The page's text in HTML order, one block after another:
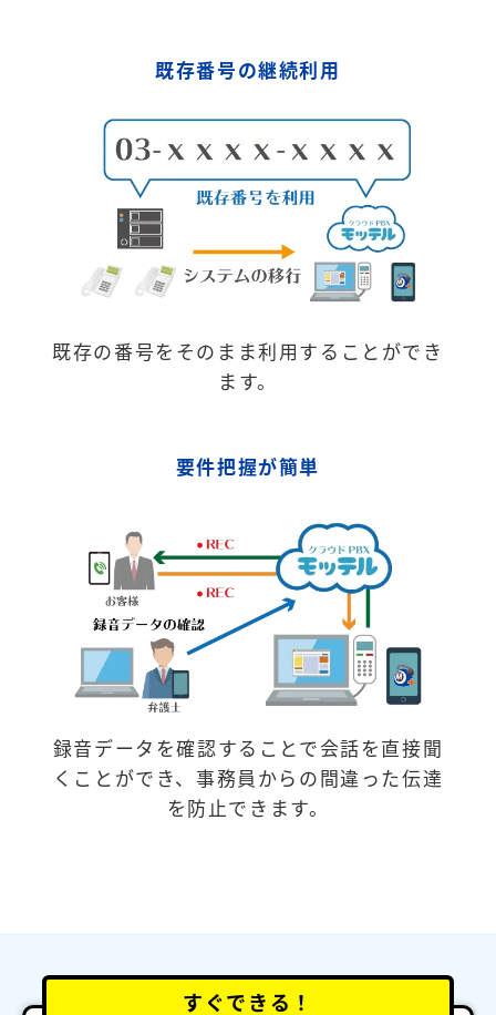
既存番号の継続利用
既存の番号をそのまま利用することができ
ます。
要件把握が簡単
録音データを確認することで会話を直接聞
くことができ、事務員からの間違った伝達
を防止できます。
すぐできる！